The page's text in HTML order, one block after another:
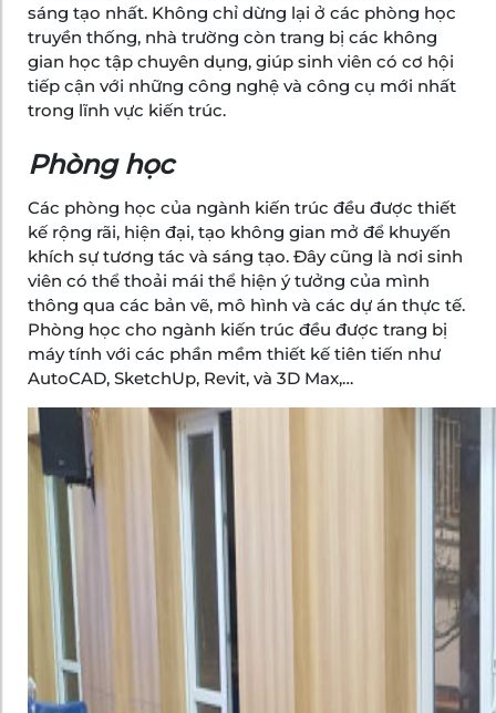
sáng tạo nhất. Không chỉ dừng lại ở các phòng học
truyền thống, nhà trường còn trang bị các không
gian học tập chuyên dụng, giúp sinh viên có cơ hội
tiếp cận với những công nghệ và công cụ mới nhất
trong lĩnh vực kiến trúc.
Phòng học
Các phòng học của ngành kiến trúc đều được thiết
kế rộng rãi, hiện đại, tạo không gian mở để khuyến
khích sự tương tác và sáng tạo. Đây cũng là nơi sinh
viên có thể thoải mái thể hiện ý tưởng của mình
thông qua các bản vẽ, mô hình và các dự án thực tế.
Phòng học cho ngành kiến trúc đều được trang bị
máy tính với các phần mềm thiết kế tiên tiến như
AutoCAD, SketchUp, Revit, và 3D Max,…